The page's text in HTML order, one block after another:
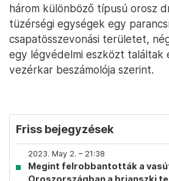
három különböző típusú orosz
tüzérségi egységek egy
csapatösszevonási területet,
egy légvédelmi eszközt találtak
vezérkar beszámolója szerint.
Friss bejegyzések
2023. May 2. – 21:38
Megint felrobbantották a
Oroszországban a brjanszki